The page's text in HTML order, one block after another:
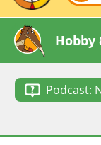
Hobby
Podcast: